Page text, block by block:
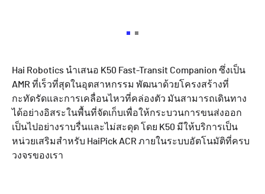
Hai Robotics นำเสนอ K50 Fast-Transit Companion ซึ่งเป็น
AMR ที่เร็วที่สุดในอุตสาหกรรม พัฒนาด้วยโครงสร้างที่
กะทัดรัดและการเคลื่อนไหวที่คล่องตัว มันสามารถเดินทาง
ได้อย่างอิสระในพื้นที่จัดเก็บเพื่อให้กระบวนการขนส่งออก
เป็นไปอย่างราบรื่นและไม่สะดุด โดย K50 มีให้บริการเป็น
หน่วยเสริมสำหรับ HaiPick ACR ภายในระบบอัตโนมัติที่ครบ
วงจรของเรา